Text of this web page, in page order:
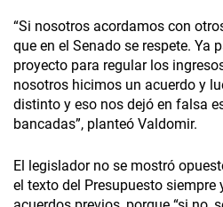
“Si nosotros acordamos con
que en el Senado se respete. Ya
proyecto para regular los
nosotros hicimos un acuerdo y
distinto y eso nos dejó en falsa
bancadas”, planteó Valdomir.
El legislador no se mostró
el texto del Presupuesto